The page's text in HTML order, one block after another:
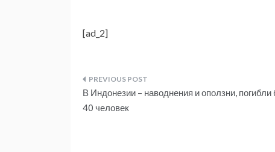
[ad_2]
Навигация
по
В Индонезии – наводнения и оползни, погибли
40 человек